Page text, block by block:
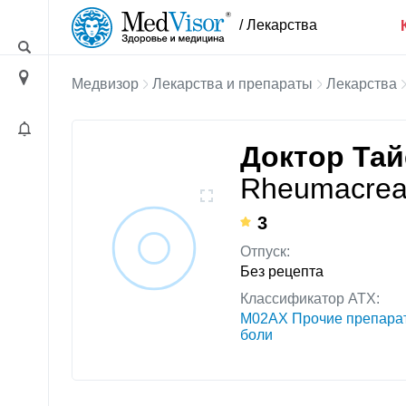
/ Лекарства
Медвизор Лекарства и препараты Лекарства
Доктор
3
Отпуск:
Без рецепта
Классификатор АТХ:
M02AX Прочие
боли